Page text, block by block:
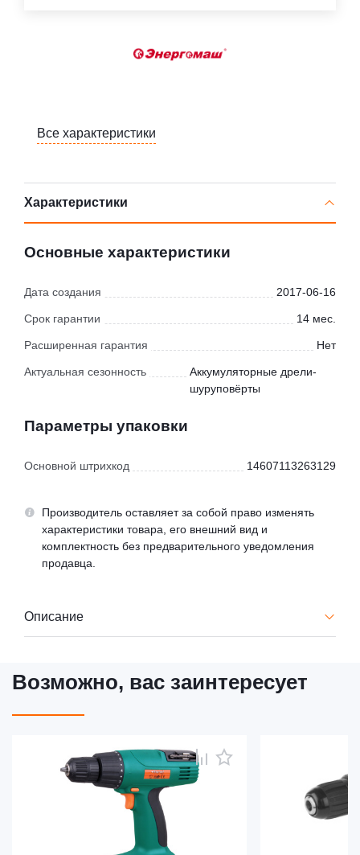
Все характеристики
Характеристики
Основные характеристики
Дата создания 2017-06-16
Срок гарантии 14 мес.
Расширенная гарантия Нет
Актуальная сезонность
Аккумуляторные дрели-
шуруповёрты
Параметры упаковки
Основной штрихкод 14607113263129
Производитель оставляет за собой право изменять
характеристики товара, его внешний вид и
комплектность без предварительного уведомления
продавца.
Описание
Возможно, вас заинтересует